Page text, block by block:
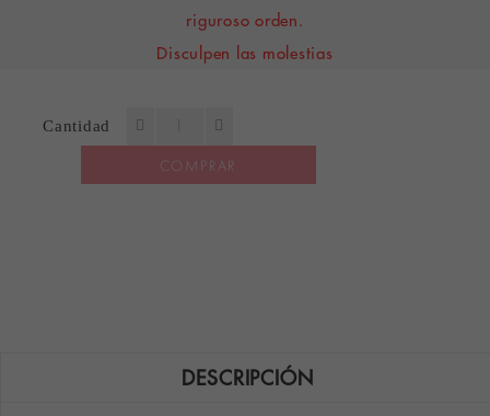
riguroso orden.
Disculpen las molestias
Cantidad
COMPRAR
DESCRIPCIÓN